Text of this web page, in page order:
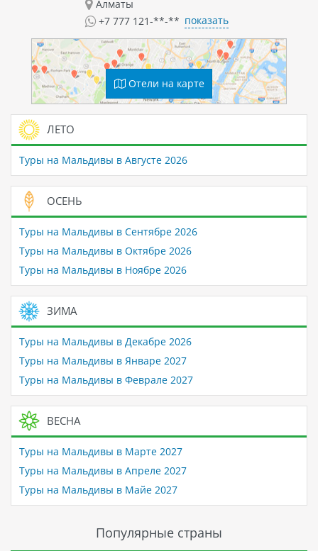
Алматы
+7 777 121-**-** показать
Отели на карте
ЛЕТО
Туры на Мальдивы в Августе 2026
ОСЕНЬ
Туры на Мальдивы в Сентябре 2026
Туры на Мальдивы в Октябре 2026
Туры на Мальдивы в Ноябре 2026
ЗИМА
Туры на Мальдивы в Декабре 2026
Туры на Мальдивы в Январе 2027
Туры на Мальдивы в Феврале 2027
ВЕСНА
Туры на Мальдивы в Марте 2027
Туры на Мальдивы в Апреле 2027
Туры на Мальдивы в Майе 2027
Популярные страны